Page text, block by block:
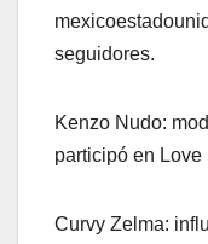
seguidores.
Kenzo Nudo:
participó en Love
Curvy Zelma: